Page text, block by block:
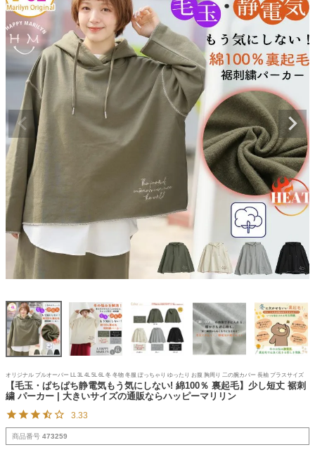
オリジナル プルオーバー LL 3L 4L 5L 6L 冬 冬物 冬服 ぽっちゃり ゆったり お腹 胸周り 二の腕カバー 長袖 プラスサイズ
【毛玉・ぱちぱち静電気もう気にしない! 綿100％ 裏起毛】少し短丈 裾刺
繍 パーカー | 大きいサイズの通販ならハッピーマリリン
3.33
商品番号 473259